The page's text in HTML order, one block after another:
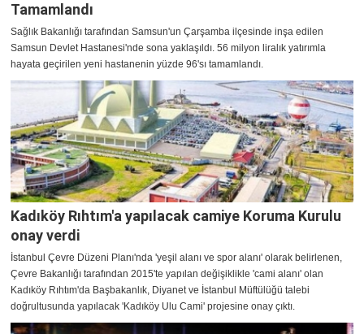
Tamamlandı
Sağlık Bakanlığı tarafından Samsun'un Çarşamba ilçesinde inşa edilen
Samsun Devlet Hastanesi'nde sona yaklaşıldı. 56 milyon liralık yatırımla
hayata geçirilen yeni hastanenin yüzde 96'sı tamamlandı.
Kadıköy Rıhtım'a yapılacak camiye Koruma Kurulu
onay verdi
İstanbul Çevre Düzeni Planı'nda 'yeşil alanı ve spor alanı' olarak belirlenen,
Çevre Bakanlığı tarafından 2015'te yapılan değişiklikle 'cami alanı' olan
Kadıköy Rıhtım'da Başbakanlık, Diyanet ve İstanbul Müftülüğü talebi
doğrultusunda yapılacak 'Kadıköy Ulu Cami' projesine onay çıktı.